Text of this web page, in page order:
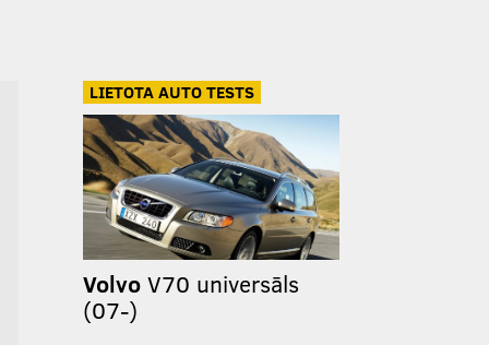
LIETOTA AUTO TESTS
VolvoV70 universāls
(07-)